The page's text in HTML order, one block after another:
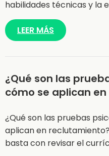
habilidades técnicas y la
LEER MÁS
¿Qué son las
cómo se aplican
¿Qué son las pruebas
aplican en
basta con revisar el